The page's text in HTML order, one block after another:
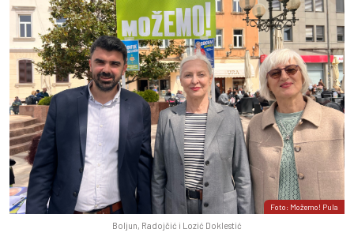
Foto: Možemo! Pula
Boljun, Radojčić i Lozić Doklestić